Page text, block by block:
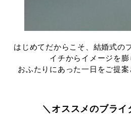
はじめてだからこそ、結婚式の
イチからイメージを
おふたりにあった一日をご提案
＼オススメのブライ